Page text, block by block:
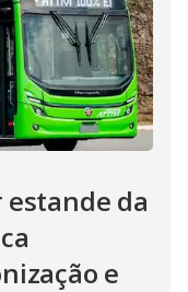
da
e